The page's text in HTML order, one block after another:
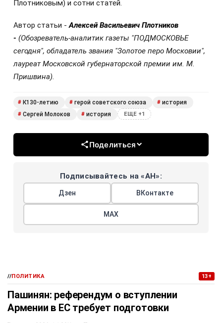
Плотниковым) и сотни статей.
Автор статьи - Алексей Васильевич Плотников
- (Обозреватель-аналитик газеты "ПОДМОСКОВЬЕ
сегодня", обладатель звания "Золотое перо Московии",
лауреат Московской губернаторской премии им. М.
Пришвина).
# К130-летию # герой советского союза # история
# Сергей Молоков # история ЕЩЕ +1
Поделиться
Подписывайтесь на «АН»:
Дзен ВКонтакте
МАХ
//ПОЛИТИКА 13+
Пашинян: референдум о вступлении
Армении в ЕС требует подготовки